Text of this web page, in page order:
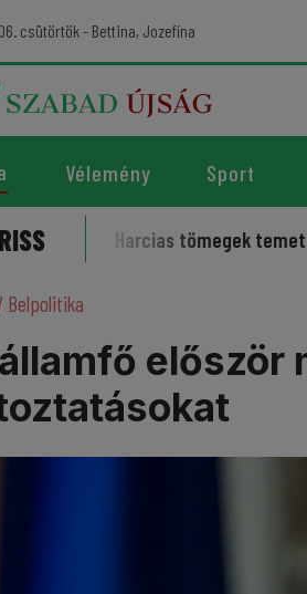
csütörtök - Bettina, Jozefína
Vélemény Sport
Harcias tömegek temették az
Belpolitika
először